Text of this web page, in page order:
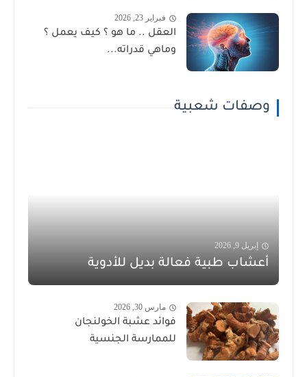
فبراير 23, 2026
العقل .. ما هو ؟ كيف يعمل ؟
وماهي قدراته...
وصفات شعبية
إبريل 9, 2026
أعشاب طبية فعالة بديل للأدوية
مارس 30, 2026
فوائد عشبة الخولنجان
للممارسة الجنسية